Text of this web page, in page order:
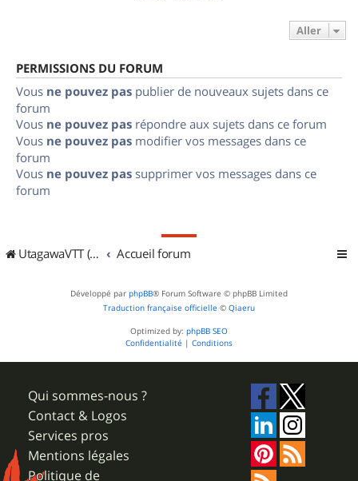
Aller
PERMISSIONS DU FORUM
Vous ne pouvez pas publier de nouveaux sujets dans ce
forum
Vous ne pouvez pas répondre aux sujets dans ce forum
Vous ne pouvez pas modifier vos messages dans ce
forum
Vous ne pouvez pas supprimer vos messages dans ce
forum
UtagawaVTT (Randos VTT et VTTAE avec traces GPS) Accueil forum
Développé par phpBB® Forum Software © phpBB Limited
Traduction française officielle © Qiaeru
Optimized by: phpBB SEO
Confidentialité | Conditions
Qui sommes-nous ?
Contact & Logos
Services pros
Mentions légales
Politique de